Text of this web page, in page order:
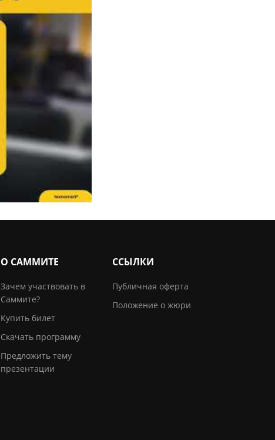
О САММИТЕ
Зачем участвовать в
Саммите?
Купить билет
Скачать программу
Предложить тему
презентации
ССЫЛКИ
Публичная оферта
Положение о жюри